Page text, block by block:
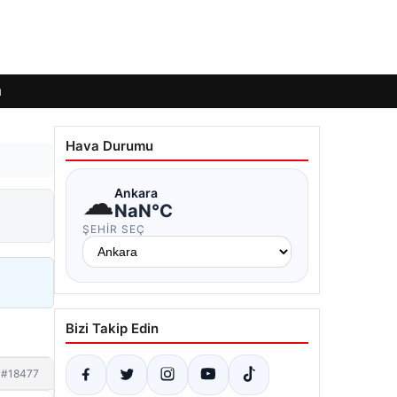
#18477
Hava Durumu
☁Ankara
NaN°C
ŞEHIR SEÇ
Bizi Takip Edin